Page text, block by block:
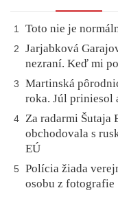
1 Toto nie je
2
Jarjabková
nezraní. Keď mi
3
Martinská
roka. Júl priniesol
4 Za radarmi Šutaja
obchodovala s
EÚ
5
Polícia žiada
osobu z fotografie